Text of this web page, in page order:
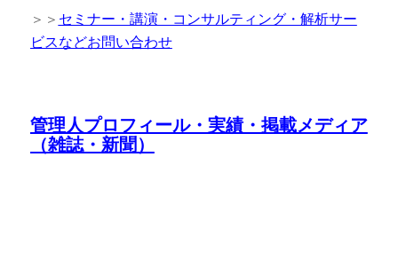
＞＞ セミナー・講演・コンサルティング・解析サー
ビスなどお問い合わせ
管理人プロフィール・実績・掲載メディア
（雑誌・新聞）